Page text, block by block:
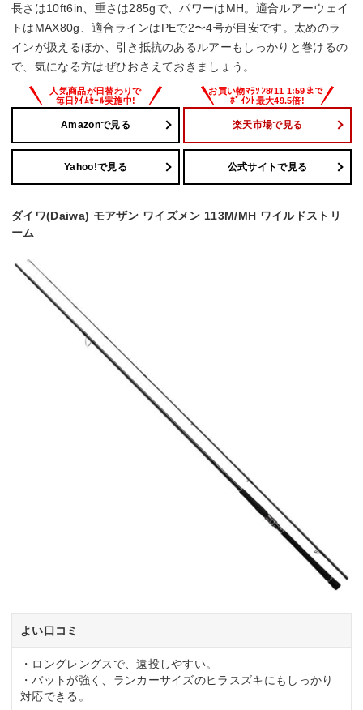
長さは10ft6in、重さは285gで、パワーはMH。適合ルアーウェイ
トはMAX80g、適合ラインはPEで2〜4号が目安です。太めのラ
インが扱えるほか、引き抵抗のあるルアーもしっかりと巻けるの
で、気になる方はぜひおさえておきましょう。
Amazonで見る 楽天市場で見る
Yahoo!で見る 公式サイトで見る
ダイワ(Daiwa) モアザン ワイズメン 113M/MH ワイルドストリ
ーム
よい口コミ
・ロングレングスで、遠投しやすい。
・バットが強く、ランカーサイズのヒラスズキにもしっかり
対応できる。